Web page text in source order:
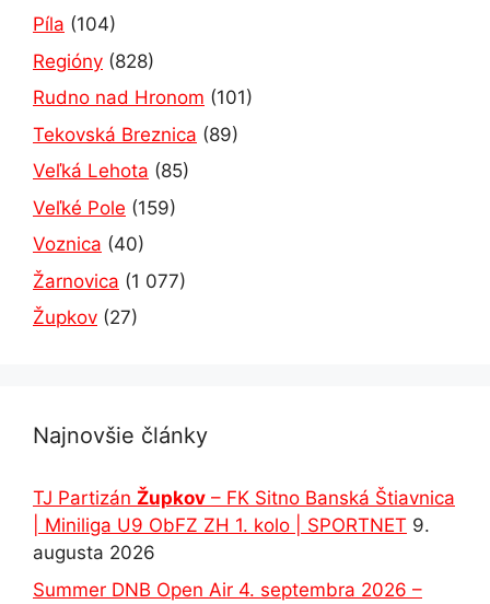
Píla (104)
Regióny (828)
Rudno nad Hronom (101)
Tekovská Breznica (89)
Veľká Lehota (85)
Veľké Pole (159)
Voznica (40)
Žarnovica (1 077)
Župkov (27)
Najnovšie články
TJ Partizán Župkov – FK Sitno Banská Štiavnica
| Miniliga U9 ObFZ ZH 1. kolo | SPORTNET 9.
augusta 2026
Summer DNB Open Air 4. septembra 2026 –